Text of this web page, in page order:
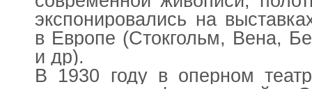
экспонировались на
в Европе (Стокгольм, Вена,
и др).
В 1930 году в оперном